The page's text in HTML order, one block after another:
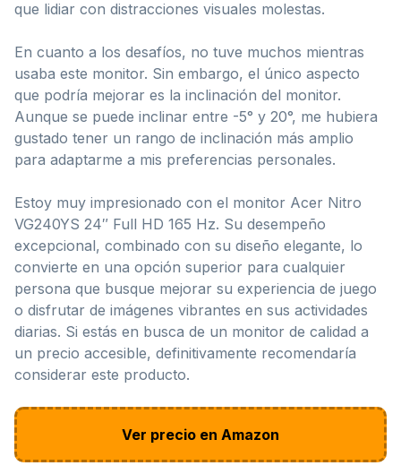
que lidiar con distracciones visuales molestas.
En cuanto a los desafíos, no tuve muchos mientras
usaba este monitor. Sin embargo, el único aspecto
que podría mejorar es la inclinación del monitor.
Aunque se puede inclinar entre -5° y 20°, me hubiera
gustado tener un rango de inclinación más amplio
para adaptarme a mis preferencias personales.
Estoy muy impresionado con el monitor Acer Nitro
VG240YS 24″ Full HD 165 Hz. Su desempeño
excepcional, combinado con su diseño elegante, lo
convierte en una opción superior para cualquier
persona que busque mejorar su experiencia de juego
o disfrutar de imágenes vibrantes en sus actividades
diarias. Si estás en busca de un monitor de calidad a
un precio accesible, definitivamente recomendaría
considerar este producto.
Ver precio en Amazon